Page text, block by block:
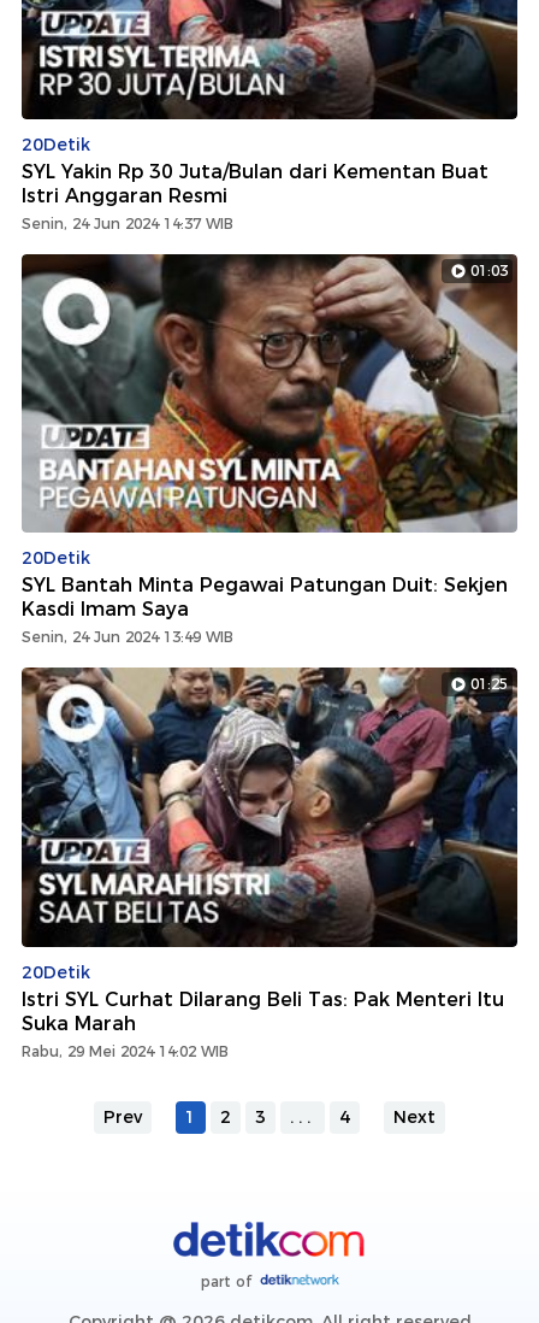
20Detik
SYL Yakin Rp 30 Juta/Bulan dari Kementan Buat
Istri Anggaran Resmi
Senin, 24 Jun 2024 14:37 WIB
01:03
20Detik
SYL Bantah Minta Pegawai Patungan Duit: Sekjen
Kasdi Imam Saya
Senin, 24 Jun 2024 13:49 WIB
01:25
20Detik
Istri SYL Curhat Dilarang Beli Tas: Pak Menteri Itu
Suka Marah
Rabu, 29 Mei 2024 14:02 WIB
Prev 1 2 3 ... 4 Next
part of